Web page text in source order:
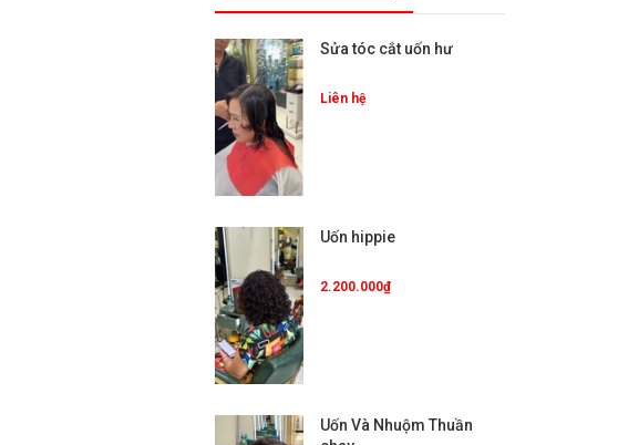
Sửa tóc cắt uốn hư
Liên hệ
Uốn hippie
2.200.000₫
Uốn Và Nhuộm Thuần